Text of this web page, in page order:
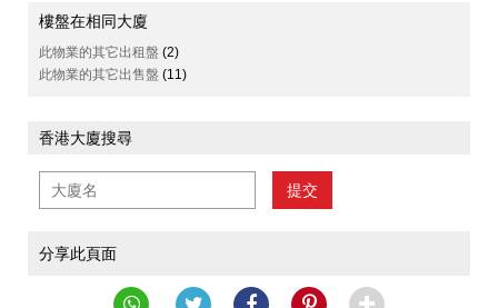
樓盤在相同大廈
此物業的其它出租盤 (2)
此物業的其它出售盤 (11)
香港大廈搜尋
提交
分享此頁面